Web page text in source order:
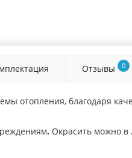
Отзывы 0
отопления, благодаря
. Окрасить можно в